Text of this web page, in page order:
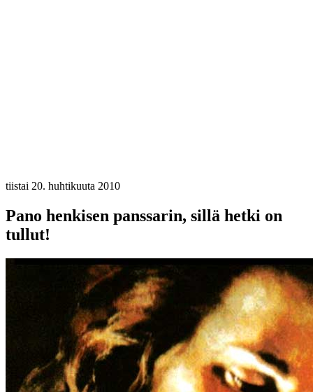
tiistai 20. huhtikuuta 2010
Pano henkisen panssarin, sillä hetki on
tullut!